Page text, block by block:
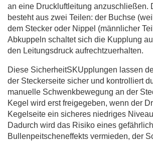
an eine Druckluftleitung anzuschließen.
besteht aus zwei Teilen: der Buchse
dem Stecker oder Nippel (männlicher
Abkuppeln schaltet sich die Kupplung
den Leitungsdruck aufrechtzuerhalten.
Diese SicherheitSKUpplungen lassen
der Steckerseite sicher und kontrolliert
manuelle Schwenkbewegung an der
Kegel wird erst freigegeben, wenn der
Kegelseite ein sicheres niedriges
Dadurch wird das Risiko eines
Bullenpeitscheneffekts vermieden, der